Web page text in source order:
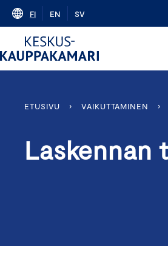
Skip
content
FI EN SV
ETUSIVU › VAIKUTTAMINEN ›
Laskennan